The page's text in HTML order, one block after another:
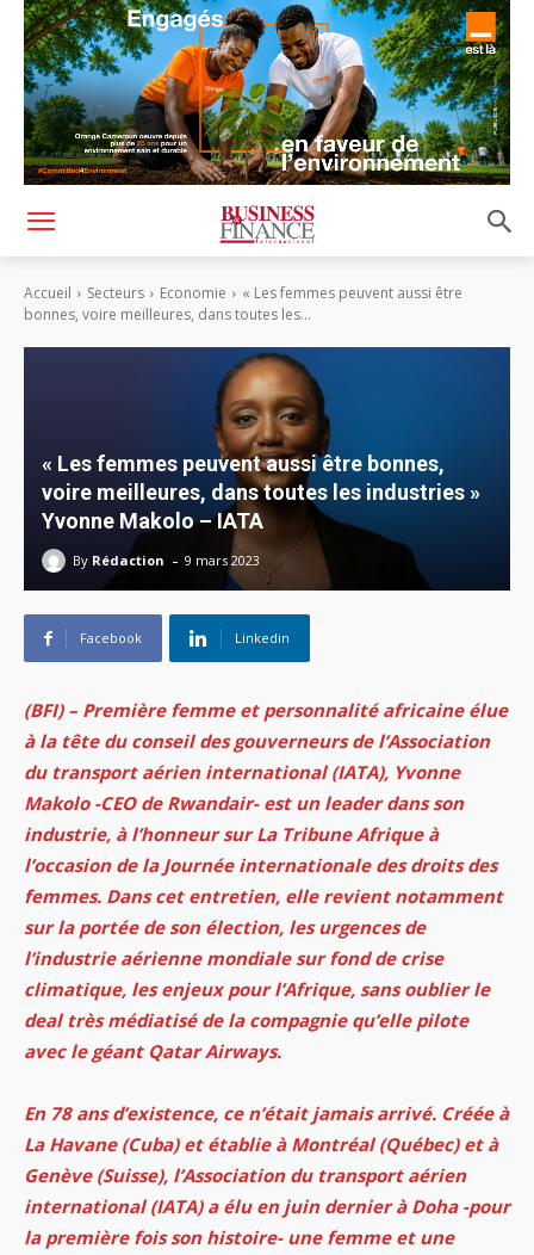
Accueil Secteurs Economie
« Les femmes peuvent aussi être
bonnes, voire meilleures, dans toutes les...
« Les femmes peuvent aussi être bonnes,
voire meilleures, dans toutes les industries »
Yvonne Makolo – IATA
By Rédaction - 9 mars 2023
Facebook Linkedin
(BFI) – Première femme et personnalité africaine élue
à la tête du conseil des gouverneurs de l’Association
du transport aérien international (IATA), Yvonne
Makolo -CEO de Rwandair- est un leader dans son
industrie, à l’honneur sur La Tribune Afrique à
l’occasion de la Journée internationale des droits des
femmes. Dans cet entretien, elle revient notamment
sur la portée de son élection, les urgences de
l’industrie aérienne mondiale sur fond de crise
climatique, les enjeux pour l’Afrique, sans oublier le
deal très médiatisé de la compagnie qu’elle pilote
avec le géant Qatar Airways.
En 78 ans d’existence, ce n’était jamais arrivé. Créée à
La Havane (Cuba) et établie à Montréal (Québec) et à
Genève (Suisse), l’Association du transport aérien
international (IATA) a élu en juin dernier à Doha -pour
la première fois son histoire- une femme et une